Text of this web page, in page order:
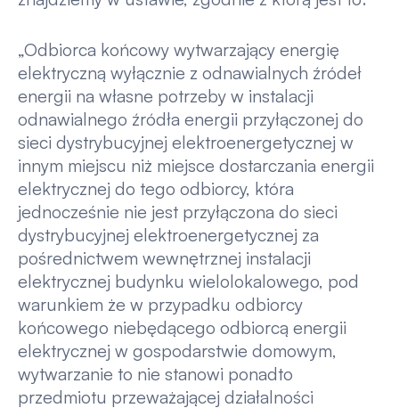
„Odbiorca końcowy wytwarzający energię
elektryczną wyłącznie z odnawialnych źródeł
energii na własne potrzeby w instalacji
odnawialnego źródła energii przyłączonej do
sieci dystrybucyjnej elektroenergetycznej w
innym miejscu niż miejsce dostarczania energii
elektrycznej do tego odbiorcy, która
jednocześnie nie jest przyłączona do sieci
dystrybucyjnej elektroenergetycznej za
pośrednictwem wewnętrznej instalacji
elektrycznej budynku wielolokalowego, pod
warunkiem że w przypadku odbiorcy
końcowego niebędącego odbiorcą energii
elektrycznej w gospodarstwie domowym,
wytwarzanie to nie stanowi ponadto
przedmiotu przeważającej działalności